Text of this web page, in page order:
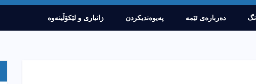
دەربارەى ئێمە پەیوەندیکردن زانیارى و لێکۆڵینەوە